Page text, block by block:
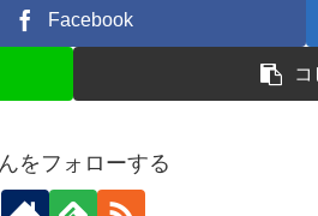
Facebook
コ
をフォローする